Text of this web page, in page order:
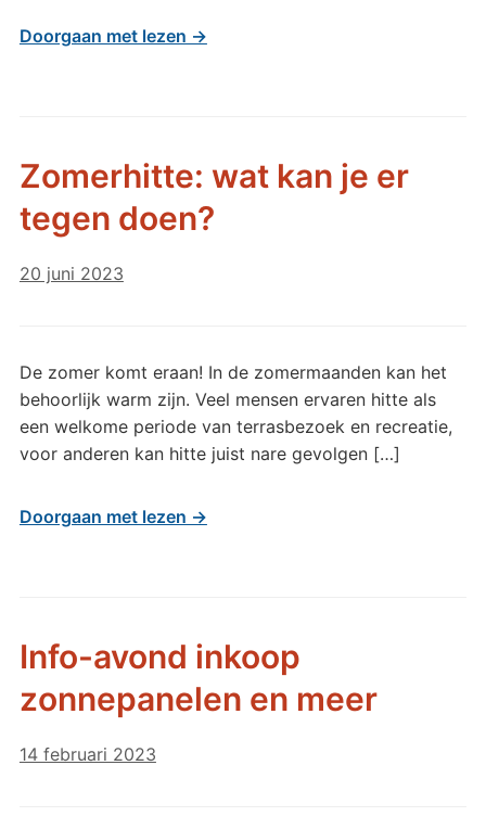
Doorgaan met lezen →
Zomerhitte: wat kan je er
tegen doen?
20 juni 2023
De zomer komt eraan! In de zomermaanden kan het
behoorlijk warm zijn. Veel mensen ervaren hitte als
een welkome periode van terrasbezoek en recreatie,
voor anderen kan hitte juist nare gevolgen […]
Doorgaan met lezen →
Info-avond inkoop
zonnepanelen en meer
14 februari 2023